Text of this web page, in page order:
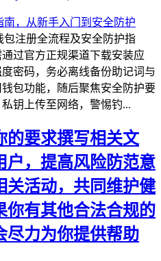
注册全流程及安全防护指
过官方正规渠道下载安装应
密码，务必离线备份助记词与
包功能，随后聚焦安全防护要
钥上传至网络，警惕钓...
的要求撰写相关文
户，提高风险防范意
关活动，共同维护健
你有其他合法合规的
尽力为你提供帮助